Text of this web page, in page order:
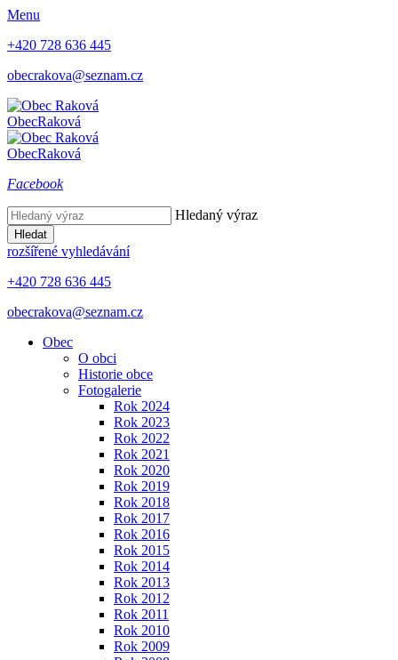
Menu
+420 728 636 445
obecrakova@seznam.cz
ObecRaková
ObecRaková
Facebook
Hledaný výraz
Hledat
rozšířené vyhledávání
+420 728 636 445
obecrakova@seznam.cz
Obec
O obci
Historie obce
Fotogalerie
Rok 2024
Rok 2023
Rok 2022
Rok 2021
Rok 2020
Rok 2019
Rok 2018
Rok 2017
Rok 2016
Rok 2015
Rok 2014
Rok 2013
Rok 2012
Rok 2011
Rok 2010
Rok 2009